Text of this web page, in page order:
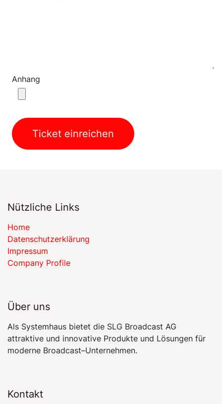
Anhang
Ticket einreichen
Nützliche Links
Home
​​Datenschutzerklärung​​
Impressum
Company Profile
Über uns
Als Systemhaus bietet die SLG Broadcast AG
attraktive und innovative Produkte und Lösungen für
moderne Broadcast–Unternehmen.
Kontakt